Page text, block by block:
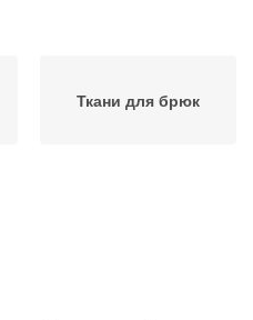
Ткани для брюк